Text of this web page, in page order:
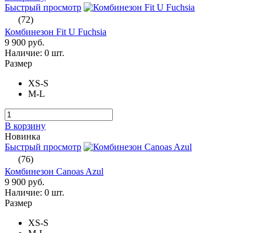
Быстрый просмотр
(72)
Комбинезон Fit U Fuchsia
9 900 руб.
Наличие: 0 шт.
Размер
XS-S
M-L
В корзину
Новинка
Быстрый просмотр
(76)
Комбинезон Canoas Azul
9 900 руб.
Наличие: 0 шт.
Размер
XS-S